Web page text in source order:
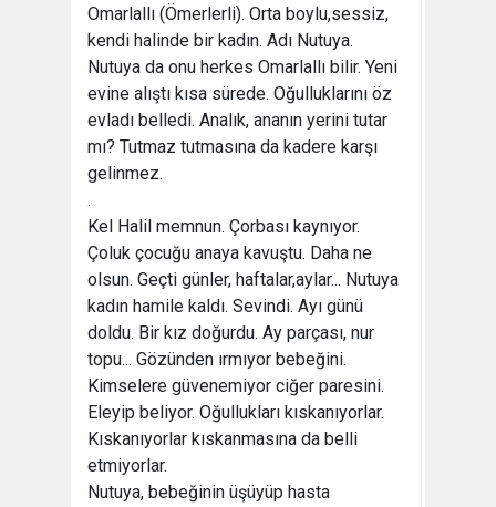
Omarlallı (Ömerlerli). Orta boylu,sessiz,
kendi halinde bir kadın. Adı Nutuya.
Nutuya da onu herkes Omarlallı bilir. Yeni
evine alıştı kısa sürede. Oğulluklarını öz
evladı belledi. Analık, ananın yerini tutar
mı? Tutmaz tutmasına da kadere karşı
gelinmez.
.
Kel Halil memnun. Çorbası kaynıyor.
Çoluk çocuğu anaya kavuştu. Daha ne
olsun. Geçti günler, haftalar,aylar... Nutuya
kadın hamile kaldı. Sevindi. Ayı günü
doldu. Bir kız doğurdu. Ay parçası, nur
topu... Gözünden ırmıyor bebeğini.
Kimselere güvenemiyor ciğer paresini.
Eleyip beliyor. Oğullukları kıskanıyorlar.
Kıskanıyorlar kıskanmasına da belli
etmiyorlar.
Nutuya, bebeğinin üşüyüp hasta